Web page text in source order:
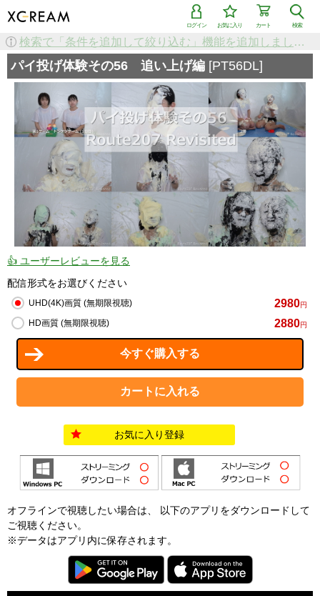
検索
カート
お気に入り
ログイン
検索で「条件を追加して絞り込む」機能を追加しました！
パイ投げ体験その56 追い上げ編 [PT56DL]
👍 ユーザーレビューを見る
配信形式をお選びください
UHD(4K)画質 (無期限視聴) 2980円
HD画質 (無期限視聴) 2880円
お気に入り登録
オフラインで視聴したい場合は、 以下のアプリをダウンロードして
ご視聴ください。
※データはアプリ内に保存されます。